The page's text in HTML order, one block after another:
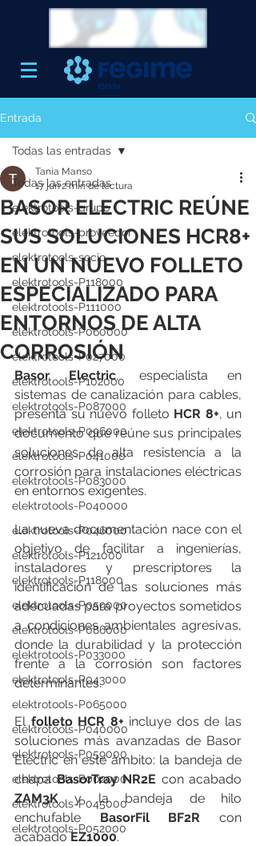
Entrada
Todas las entradas
elektrotools-grupo
elektrotools-proveedor
elektrotools-socio
elektrotools-P118000
elektrotools-P111000
elektrotools-P060000
elektrotools-P027000
elektrotools-P102000
elektrotools-P087000
elektrotools-P096000
elektrotools-P041000
elektrotools-P083000
elektrotools-P040000
elektrotools-P046000
elektrotools-P121000
elektrotools-P118000
elektrotools-P059000
elektrotools-P086000
elektrotools-P033000
elektrotools-P043000
elektrotools-P065000
elektrotools-P040000
elektrotools-P059000
elektrotools-P002000
elektrotools-P045000
elektrotools-P052000
Todas las entradas
BASOR ELECTRIC REÚNE
SUS SOLUCIONES HCR8+
EN UN NUEVO FOLLETO
ESPECIALIZADO PARA
ENTORNOS DE ALTA
CORROSIÓN
Tania Manso
17 jun2 min de lectura
Basor Electric, especialista en
sistemas de canalización para cables,
presenta su nuevo folleto HCR 8+, un
documento que reúne sus principales
soluciones de alta resistencia a la
corrosión para instalaciones eléctricas
en entornos exigentes.
La nueva documentación nace con el
objetivo de facilitar a ingenierías,
instaladores y prescriptores la
identificación de las soluciones más
adecuadas para proyectos sometidos
a condiciones ambientales agresivas,
donde la durabilidad y la protección
frente a la corrosión son factores
determinantes.
El folleto HCR 8+ incluye dos de las
soluciones más avanzadas de Basor
Electric en este ámbito: la bandeja de
chapa BasorTray NR2E
ZAM3K y la bandeja de hilo
enchufable BasorFil BF2R con
acabado EZ1000.